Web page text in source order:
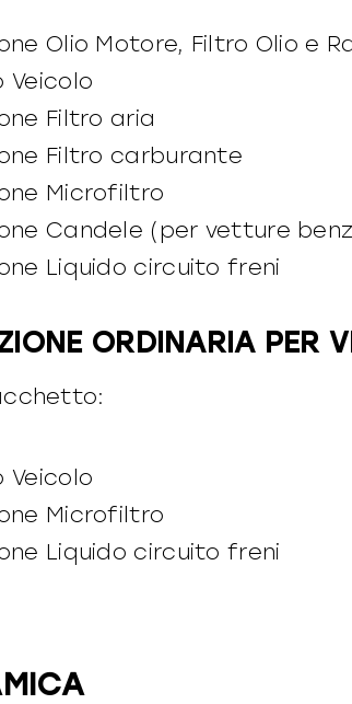
Olio Motore, Filtro Olio e
Veicolo
Filtro aria
Filtro carburante
Microfiltro
Candele (per vetture
Liquido circuito freni
ORDINARIA PER
Veicolo
Microfiltro
Liquido circuito freni